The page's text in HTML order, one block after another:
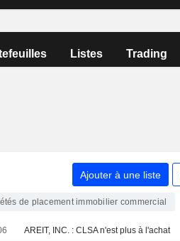
Listes Trading
Ajouter à une liste
de placement immobilier commercial
AREIT, INC. : CLSA n'est plus à l'achat